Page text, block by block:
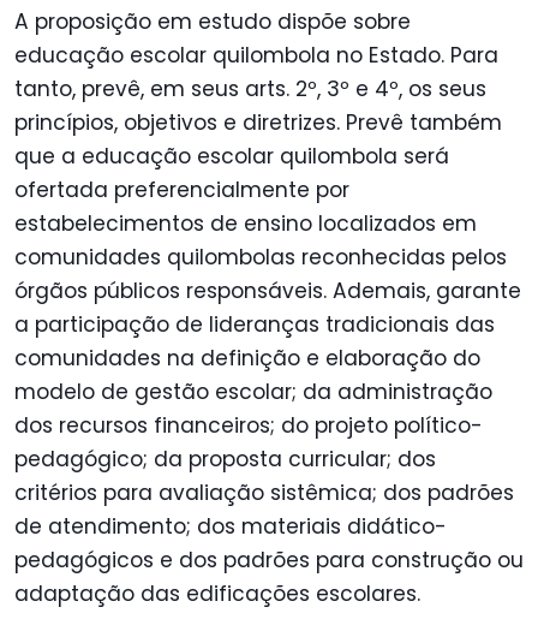
A proposição em estudo dispõe sobre
educação escolar quilombola no Estado. Para
tanto, prevê, em seus arts. 2º, 3º e 4º, os seus
princípios, objetivos e diretrizes. Prevê também
que a educação escolar quilombola será
ofertada preferencialmente por
estabelecimentos de ensino localizados em
comunidades quilombolas reconhecidas pelos
órgãos públicos responsáveis. Ademais, garante
a participação de lideranças tradicionais das
comunidades na definição e elaboração do
modelo de gestão escolar; da administração
dos recursos financeiros; do projeto político-
pedagógico; da proposta curricular; dos
critérios para avaliação sistêmica; dos padrões
de atendimento; dos materiais didático-
pedagógicos e dos padrões para construção ou
adaptação das edificações escolares.